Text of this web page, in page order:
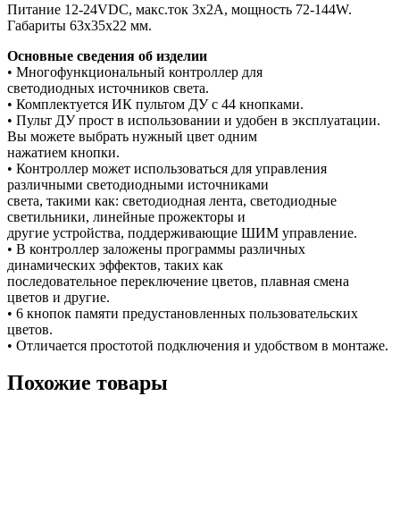
Питание 12-24VDC, макс.ток 3х2A, мощность 72-144W.
Габариты 63x35x22 мм.
Основные сведения об изделии
• Многофункциональный контроллер для
светодиодных источников света.
• Комплектуется ИК пультом ДУ с 44 кнопками.
• Пульт ДУ прост в использовании и удобен в эксплуатации.
Вы можете выбрать нужный цвет одним
нажатием кнопки.
• Контроллер может использоваться для управления
различными светодиодными источниками
света, такими как: светодиодная лента, светодиодные
светильники, линейные прожекторы и
другие устройства, поддерживающие ШИМ управление.
• В контроллер заложены программы различных
динамических эффектов, таких как
последовательное переключение цветов, плавная смена
цветов и другие.
• 6 кнопок памяти предустановленных пользовательских
цветов.
• Отличается простотой подключения и удобством в монтаже.
Похожие товары